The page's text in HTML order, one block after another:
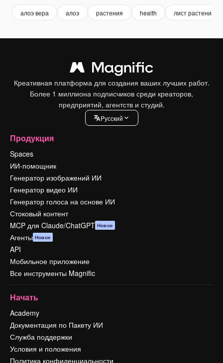
алоэ вера алоэ растения health лист растения
Креативная платформа для создания ваших лучших работ.
Более 1 миллиона подписчиков среди креаторов,
предприятий, агентств и студий.
Pусский
Продукция
Spaces
ИИ-помощник
Генератор изображений ИИ
Генератор видео ИИ
Генератор голоса на основе ИИ
Стоковый контент
MCP для Claude/ChatGPT Новое
Агенты Новое
API
Мобильное приложение
Все инструменты Magnific
Начать
Academy
Документация по Пакету ИИ
Служба поддержки
Условия и положения
Политика конфиденциальности